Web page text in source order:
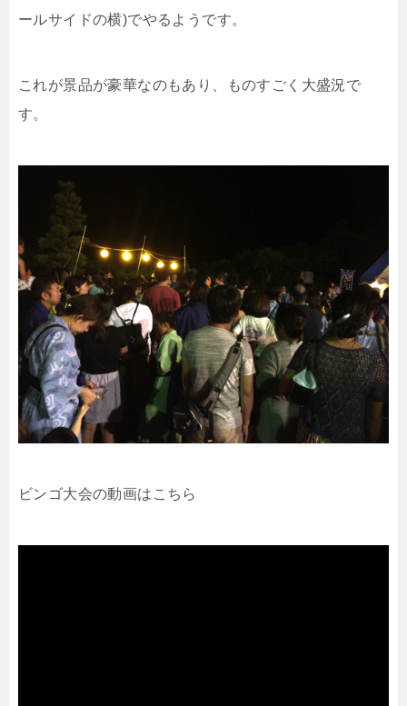
ールサイドの横)でやるようです。
これが景品が豪華なのもあり、ものすごく大盛況で
す。
ビンゴ大会の動画はこちら